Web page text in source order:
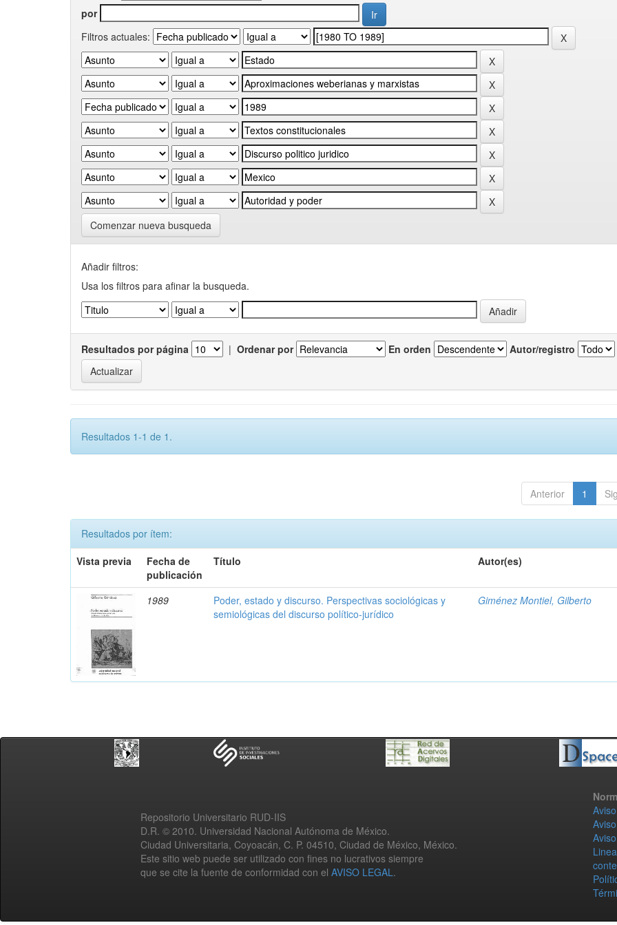
por
Filtros actuales:
Comenzar nueva busqueda
Añadir filtros:
Usa los filtros para afinar la busqueda.
Resultados por página | Ordenar por En orden Autor/registro
Resultados 1-1 de 1.
Anterior 1
Resultados por ítem:
Vista previa
Fecha de
publicación
Título Autor(es)
1989
Poder, estado y discurso. Perspectivas sociológicas y
semiológicas del discurso político-jurídico
Giménez Montiel, Gilberto
Repositorio Universitario RUD-IIS
D.R. © 2010. Universidad Nacional Autónoma de México.
Ciudad Universitaria, Coyoacán, C. P. 04510, Ciudad de México, México.
Este sitio web puede ser utilizado con fines no lucrativos siempre
que se cite la fuente de conformidad con el AVISO LEGAL.